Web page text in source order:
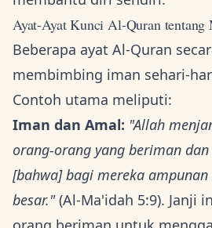
Ayat-Ayat Kunci Al-Quran tentang
Beberapa ayat Al-Quran
membimbing iman sehari-
Contoh utama meliputi:
Iman dan Amal: "Allah
orang-orang yang beriman
[bahwa] bagi mereka
besar."(Al-Ma'idah 5:9). Janji